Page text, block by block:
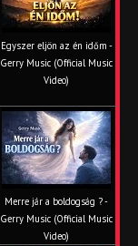
Egyszer eljön az én időm -
Gerry Music (Official Music
Video)
Merre jár a boldogság ? -
Gerry Music (Official Music
Video)